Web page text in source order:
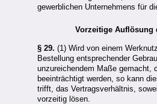
gewerblichen Unternehmens für
Vorzeitige Auflösung
§ 29. (1) Wird von einem
Bestellung entsprechender
unzureichendem Maße gemacht,
beeinträchtigt werden, so kann
trifft, das Vertragsverhältnis,
vorzeitig lösen.